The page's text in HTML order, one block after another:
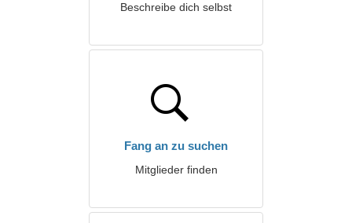
Beschreibe dich selbst
Fang an zu suchen
Mitglieder finden